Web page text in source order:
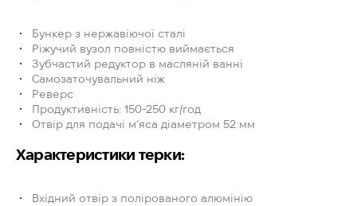
Бункер з нержавіючої сталі
Ріжучий вузол повністю виймається
Зубчастий редуктор в масляній ванні
Самозаточувальний ніж
Реверс
Продуктивність: 150-250 кг/год
Отвір для подачі м’яса діаметром 52 мм
Характеристики терки:
Вхідний отвір з полірованого алюмінію